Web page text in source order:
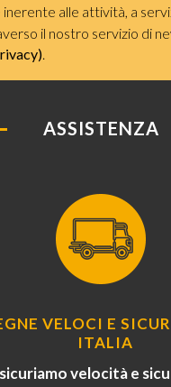
alle attività, a
il nostro servizio di
.
ASSISTENZA
VELOCI E
ITALIA
velocità e